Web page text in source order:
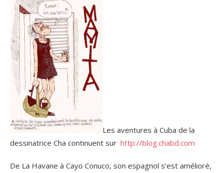
Les aventures à Cuba de la
dessinatrice Cha continuent sur http://blog.chabd.com
De La Havane à Cayo Conuco, son espagnol s’est amélioré,